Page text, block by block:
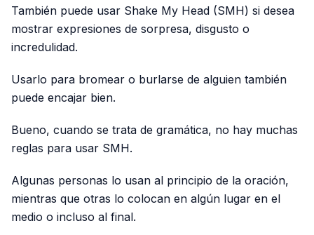
También puede usar Shake My Head (SMH) si desea
mostrar expresiones de sorpresa, disgusto o
incredulidad.
Usarlo para bromear o burlarse de alguien también
puede encajar bien.
Bueno, cuando se trata de gramática, no hay muchas
reglas para usar SMH.
Algunas personas lo usan al principio de la oración,
mientras que otras lo colocan en algún lugar en el
medio o incluso al final.